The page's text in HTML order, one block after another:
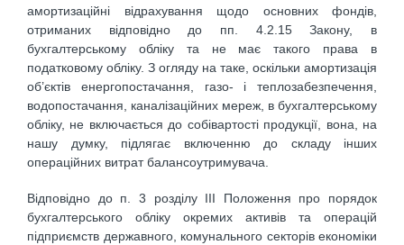
амортизаційні відрахування щодо основних фондів,
отриманих відповідно до пп. 4.2.15 Закону, в
бухгалтерському обліку та не має такого права в
податковому обліку. З огляду на таке, оскільки амортизація
об’єктів енергопостачання, газо- і теплозабезпечення,
водопостачання, каналізаційних мереж, в бухгалтерському
обліку, не включається до собівартості продукції, вона, на
нашу думку, підлягає включенню до складу інших
операційних витрат балансоутримувача.
Відповідно до п. 3 розділу ІІІ Положення про порядок
бухгалтерського обліку окремих активів та операцій
підприємств державного, комунального секторів економіки